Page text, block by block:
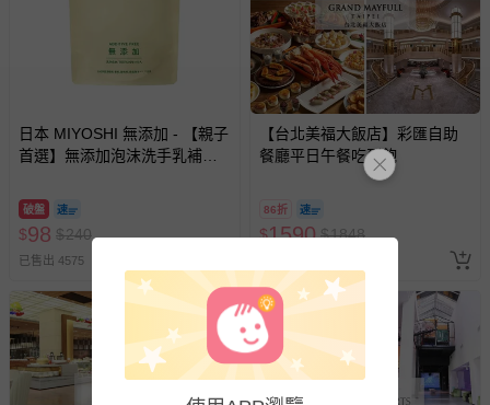
相關的退換貨辦理流程，可詳見：退換貨 & 退款問題
其他常見問題：
運送服務：目前提供的運送僅限台灣本島。如您位於離島地
區，可能會無法配送，或須依據商品需加收離島運費。廠商
亦保留出貨與否的權利。離島、偏遠地區、樓層親送等加價
商品實際的配達日期，可於訂單個人資料內的查詢訂單內，
已出貨通知之訊息為主。
如您收到商品，請依正常流程檢查是否完好，若商品遇瑕疵
情形，您可申請更換新品或退貨，請見：退貨的辦理流程。
若您對於會員帳號、商品訂購與資訊、購物流程、付款方
式、折價券與購物金的使用、退貨及商品運送方式等有疑
問，你可詳見：媽咪愛客服中心。
日本 MIYOSHI 無添加 - 【親子
首選】無添加泡沫洗手乳補充
破盤
$98 $240
已售出 4575
【台北美福大飯店】彩匯自助
餐廳平日午餐吃到飽
86折
$1590 $1848